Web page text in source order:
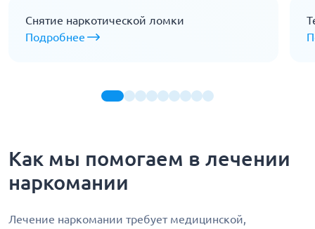
Снятие наркотической ломки
Подробнее
Как мы помогаем в лечении
наркомании
Лечение наркомании требует медицинской,